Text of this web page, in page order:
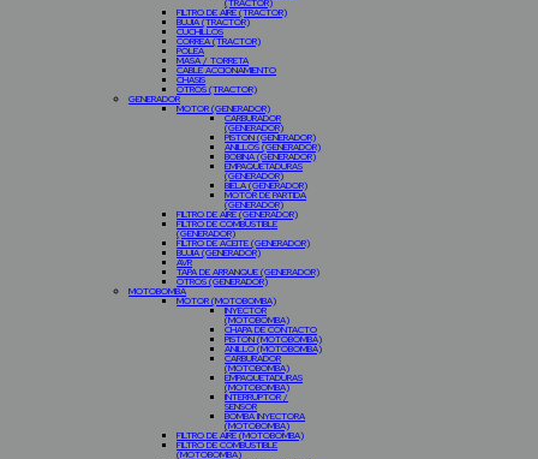
(TRACTOR)
FILTRO DE AIRE (TRACTOR)
BUJIA (TRACTOR)
CUCHILLOS
CORREA (TRACTOR)
POLEA
MASA / TORRETA
CABLE ACCIONAMIENTO
CHASIS
OTROS (TRACTOR)
GENERADOR
MOTOR (GENERADOR)
CARBURADOR
(GENERADOR)
PISTON (GENERADOR)
ANILLOS (GENERADOR)
BOBINA (GENERADOR)
EMPAQUETADURAS
(GENERADOR)
BIELA (GENERADOR)
MOTOR DE PARTIDA
(GENERADOR)
FILTRO DE AIRE (GENERADOR)
FILTRO DE COMBUSTIBLE
(GENERADOR)
FILTRO DE ACEITE (GENERADOR)
BUJIA (GENERADOR)
AVR
TAPA DE ARRANQUE (GENERADOR)
OTROS (GENERADOR)
MOTOBOMBA
MOTOR (MOTOBOMBA)
INYECTOR
(MOTOBOMBA)
CHAPA DE CONTACTO
PISTON (MOTOBOMBA)
ANILLO (MOTOBOMBA)
CARBURADOR
(MOTOBOMBA)
EMPAQUETADURAS
(MOTOBOMBA)
INTERRUPTOR /
SENSOR
BOMBA INYECTORA
(MOTOBOMBA)
FILTRO DE AIRE (MOTOBOMBA)
FILTRO DE COMBUSTIBLE
(MOTOBOMBA)